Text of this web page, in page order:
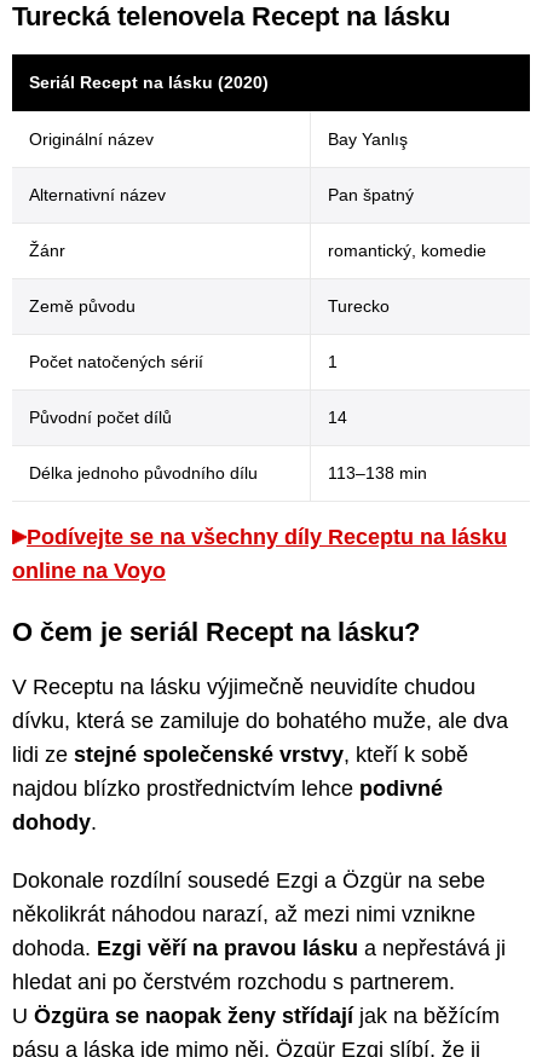
Turecká telenovela Recept na lásku
Seriál Recept na lásku (2020)
Originální název Bay Yanlış
Alternativní název Pan špatný
Žánr romantický, komedie
Země původu Turecko
Počet natočených sérií 1
Původní počet dílů 14
Délka jednoho původního dílu 113–138 min
Podívejte se na všechny díly Receptu na lásku
online na Voyo
O čem je seriál Recept na lásku?
V Receptu na lásku výjimečně neuvidíte chudou
dívku, která se zamiluje do bohatého muže, ale dva
lidi ze stejné společenské vrstvy, kteří k sobě
najdou blízko prostřednictvím lehce podivné
dohody.
Dokonale rozdílní sousedé Ezgi a Özgür na sebe
několikrát náhodou narazí, až mezi nimi vznikne
dohoda. Ezgi věří na pravou lásku a nepřestává ji
hledat ani po čerstvém rozchodu s partnerem.
U Özgüra se naopak ženy střídají jak na běžícím
pásu a láska jde mimo něj. Özgür Ezgi slíbí, že ji